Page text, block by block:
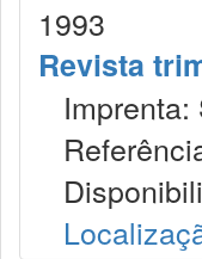
1993
Revista
Imprenta: